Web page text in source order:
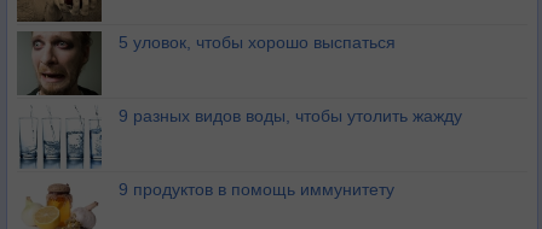
5 уловок, чтобы хорошо выспаться
9 разных видов воды, чтобы утолить жажду
9 продуктов в помощь иммунитету